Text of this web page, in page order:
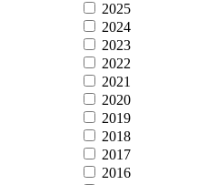
2025
2024
2023
2022
2021
2020
2019
2018
2017
2016